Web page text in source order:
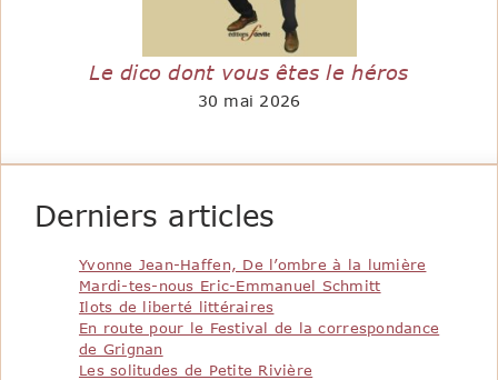
Le dico dont vous êtes le héros
30 mai 2026
Derniers articles
Yvonne Jean-Haffen, De l’ombre à la lumière
Mardi-tes-nous Eric-Emmanuel Schmitt
Ilots de liberté littéraires
En route pour le Festival de la correspondance
de Grignan
Les solitudes de Petite Rivière